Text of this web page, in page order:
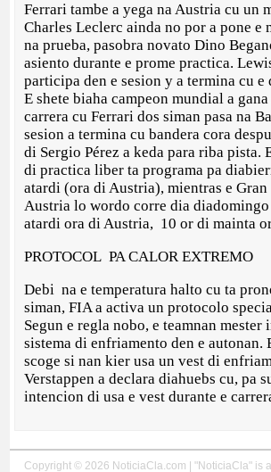
Ferrari tambe a yega na Austria cu un
Charles Leclerc ainda no por a pone e
na prueba, pasobra novato Dino
asiento durante e prome practica.
participa den e sesion y a termina cu e
E shete biaha campeon mundial a
carrera cu Ferrari dos siman pasa na
sesion a termina cu bandera cora
di Sergio Pérez a keda para riba pista.
di practica liber ta programa pa
atardi (ora di Austria), mientras e
Austria lo wordo corre dia
atardi ora di Austria, 10 or di mainta
PROTOCOL PA CALOR EXTREMO
Debi na e temperatura halto cu ta
siman, FIA a activa un protocolo
Segun e regla nobo, e teamnan mester
sistema di enfriamento den e autonan.
scoge si nan kier usa un vest di
Verstappen a declara diahuebs cu, pa
intencion di usa e vest durante e
Copyright © 2026 NoticiaCla.com | "NoticiaCla" is